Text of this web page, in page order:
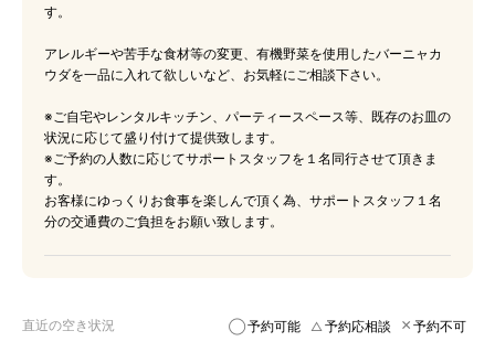
す。
アレルギーや苦手な食材等の変更、有機野菜を使用したバーニャカ
ウダを一品に入れて欲しいなど、お気軽にご相談下さい。
※ご自宅やレンタルキッチン、パーティースペース等、既存のお皿の
状況に応じて盛り付けて提供致します。
※ご予約の人数に応じてサポートスタッフを１名同行させて頂きま
す。
お客様にゆっくりお食事を楽しんで頂く為、サポートスタッフ１名
分の交通費のご負担をお願い致します。
直近の空き状況 予約可能 予約応相談 予約不可